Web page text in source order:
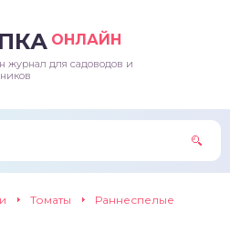
ОНЛАЙН
журнал для садоводов и
Томаты Раннеспелые